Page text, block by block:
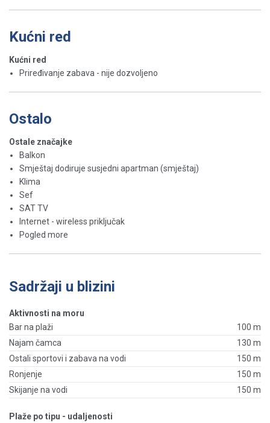
Kućni red
Kućni red
Priređivanje zabava - nije dozvoljeno
Ostalo
Ostale značajke
Balkon
Smještaj dodiruje susjedni apartman (smještaj)
Klima
Sef
SAT TV
Internet - wireless priključak
Pogled more
Sadržaji u blizini
Aktivnosti na moru
Bar na plaži
100 m
Najam čamca
130 m
Ostali sportovi i zabava na vodi
150 m
Ronjenje
150 m
Skijanje na vodi
150 m
Plaže po tipu - udaljenosti